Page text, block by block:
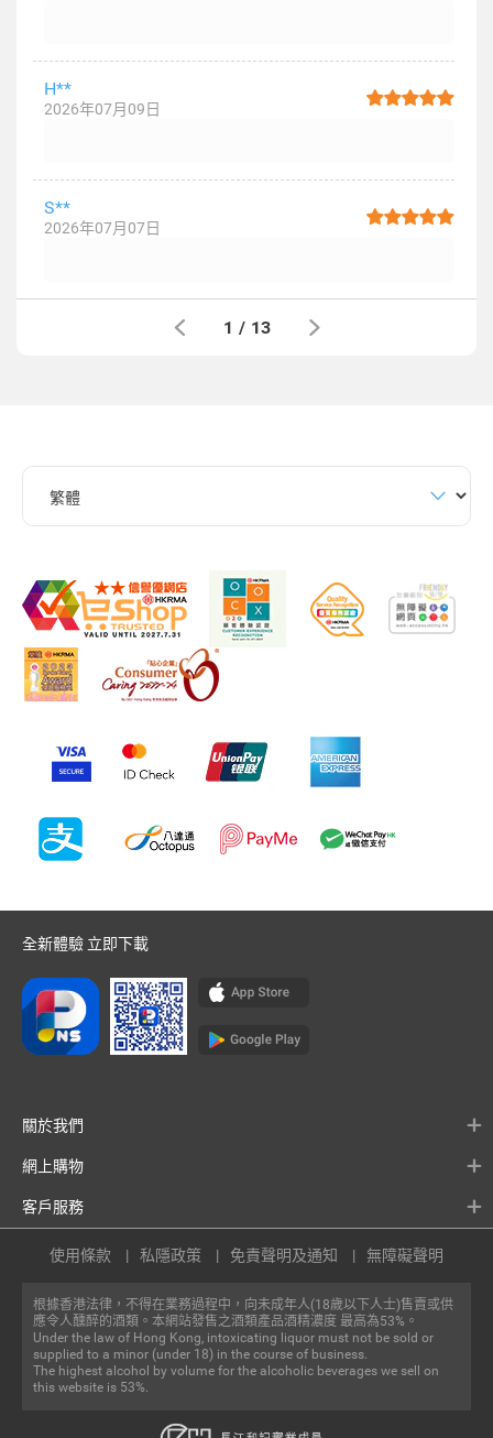
H**
2026年07月09日
S**
2026年07月07日
1 / 13
全新體驗 立即下載
關於我們
網上購物
客戶服務
根據香港法律，不得在業務過程中，向未成年人(18歲以下人士)售賣或供
應令人醺醉的酒類。本網站發售之酒類產品酒精濃度 最高為53%。
Under the law of Hong Kong, intoxicating liquor must not be sold or
supplied to a minor (under 18) in the course of business.
The highest alcohol by volume for the alcoholic beverages we sell on
this website is 53%.
使用條款 私隱政策 免責聲明及通知 無障礙聲明